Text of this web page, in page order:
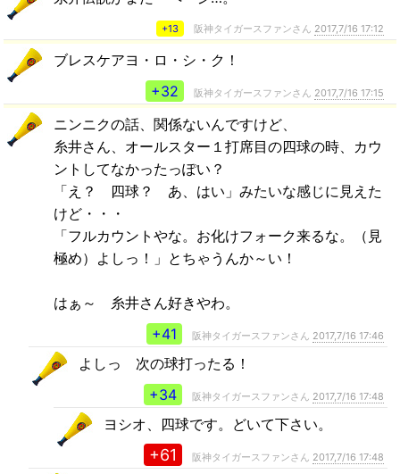
+13 阪神タイガースファンさん 2017,7/16 17:12
ブレスケアヨ・ロ・シ・ク！
+32
阪神タイガースファンさん 2017,7/16 17:15
ニンニクの話、関係ないんですけど、
糸井さん、オールスター１打席目の四球の時、カウ
ントしてなかったっぽい？
「え？ 四球？ あ、はい」みたいな感じに見えた
けど・・・
「フルカウントやな。お化けフォーク来るな。（見
極め）よしっ！」とちゃうんか～い！
はぁ～ 糸井さん好きやわ。
+41
阪神タイガースファンさん 2017,7/16 17:46
よしっ 次の球打ったる！
+34
阪神タイガースファンさん 2017,7/16 17:48
ヨシオ、四球です。どいて下さい。
+61 阪神タイガースファンさん 2017,7/16 17:48